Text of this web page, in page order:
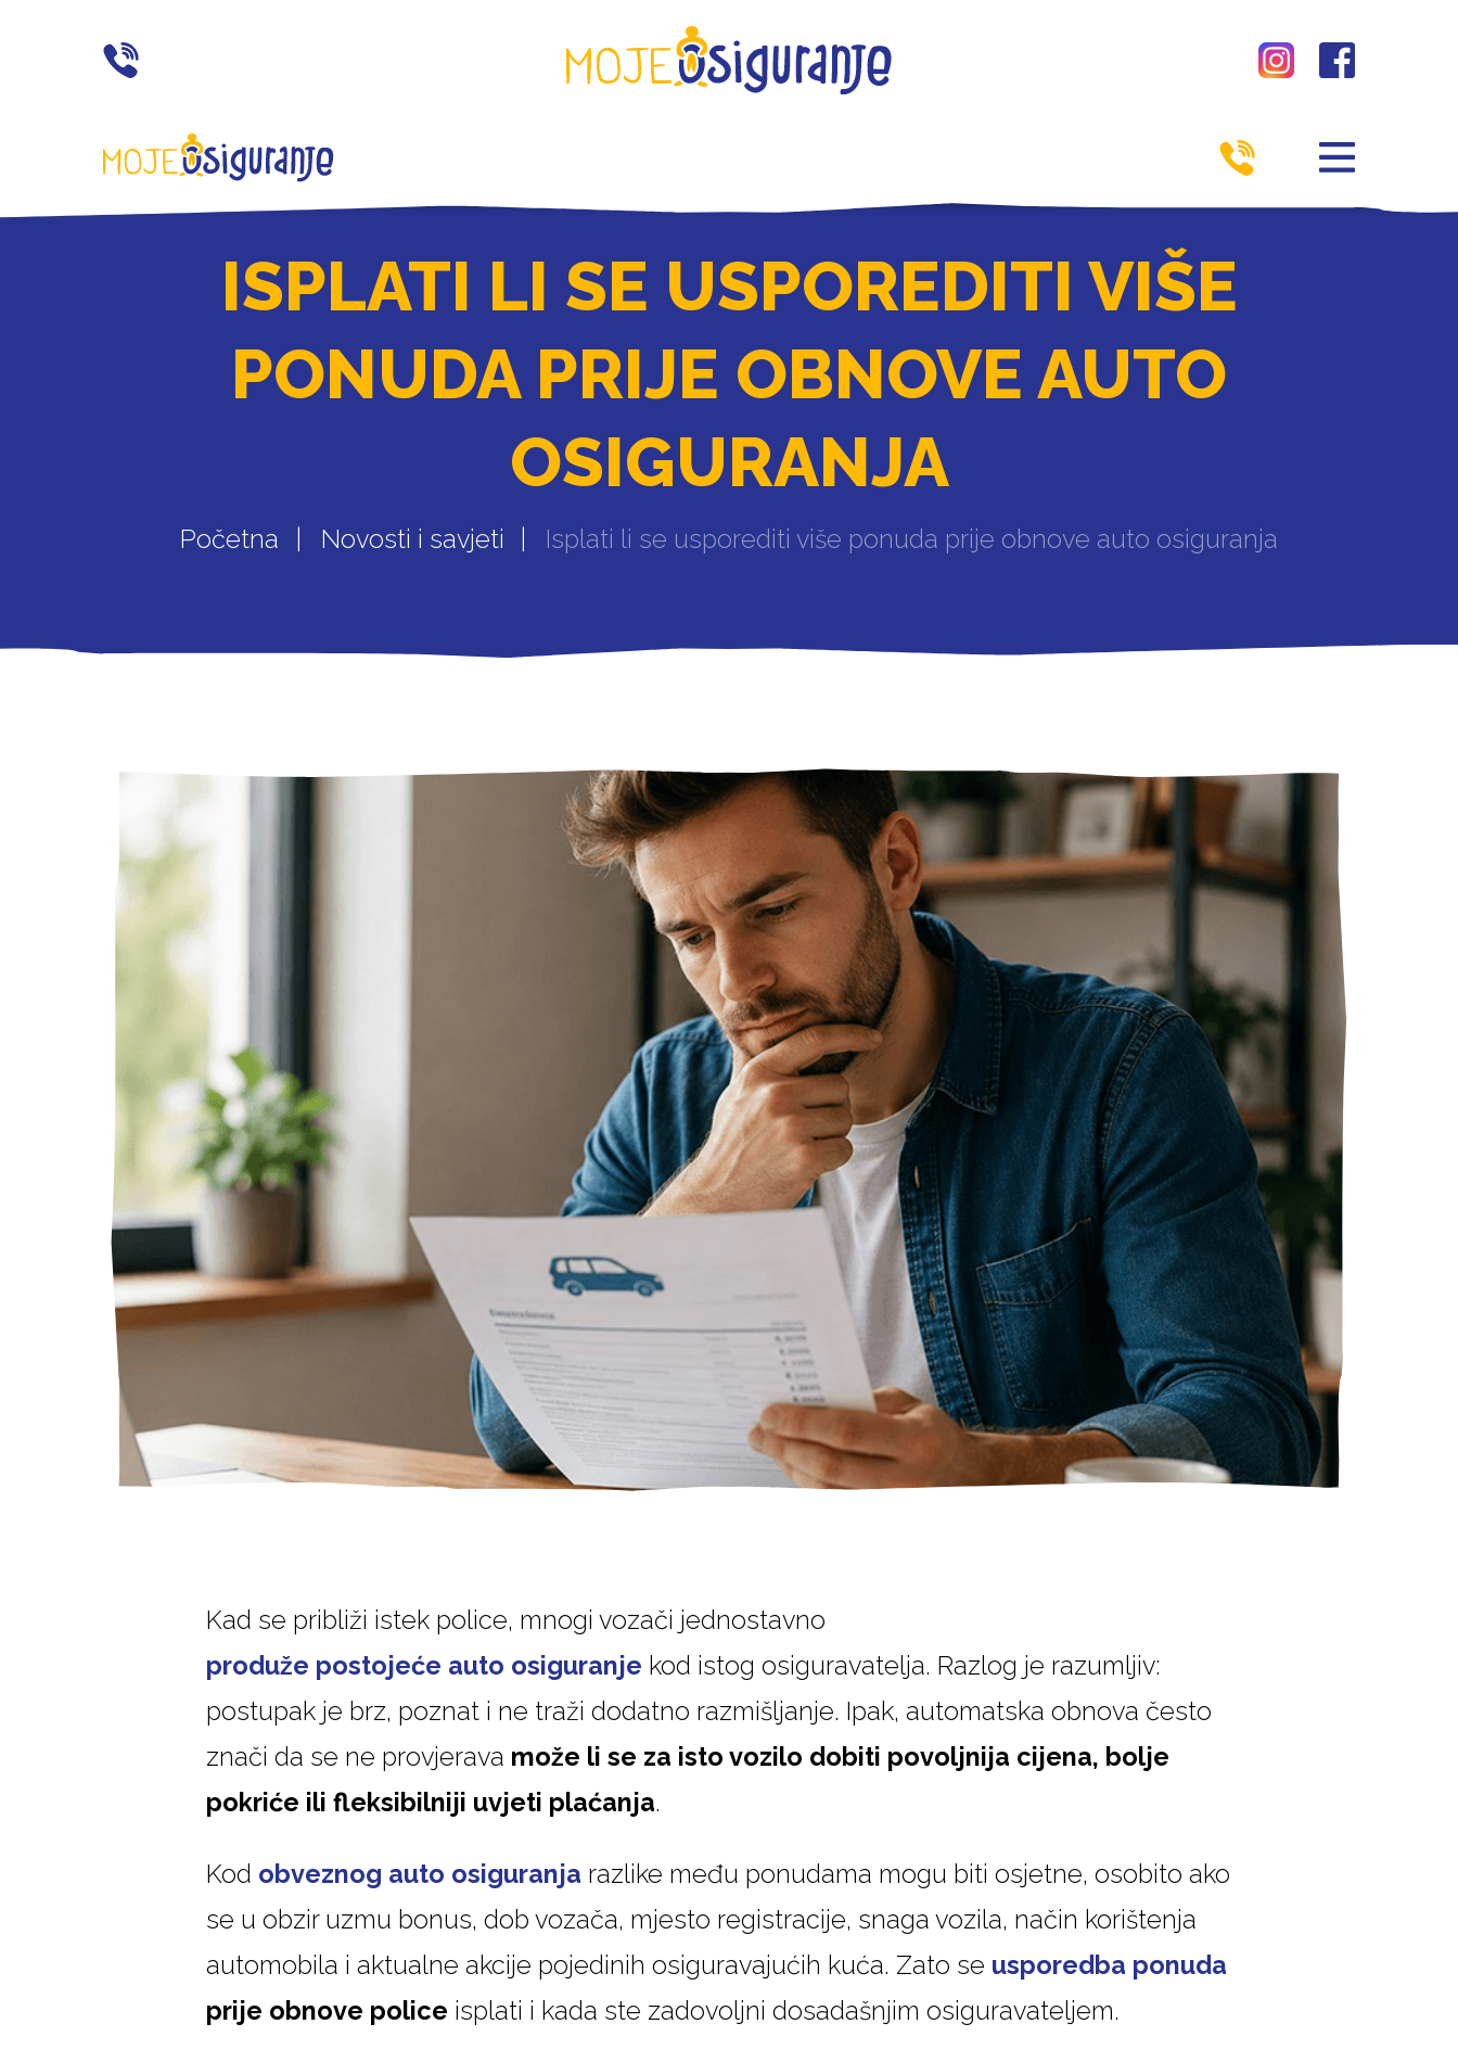
ISPLATI LI SE USPOREDITI VIŠE
PONUDA PRIJE OBNOVE AUTO
OSIGURANJA
Početna Novosti i savjeti Isplati li se usporediti više ponuda prije obnove auto osiguranja
Kad se približi istek police, mnogi vozači jednostavno
produže postojeće auto osiguranje kod istog osiguravatelja. Razlog je razumljiv:
postupak je brz, poznat i ne traži dodatno razmišljanje. Ipak, automatska obnova često
znači da se ne provjerava može li se za isto vozilo dobiti povoljnija cijena, bolje
pokriće ili fleksibilniji uvjeti plaćanja.
Kod obveznog auto osiguranja razlike među ponudama mogu biti osjetne, osobito ako
se u obzir uzmu bonus, dob vozača, mjesto registracije, snaga vozila, način korištenja
automobila i aktualne akcije pojedinih osiguravajućih kuća. Zato se usporedba ponuda
prije obnove police isplati i kada ste zadovoljni dosadašnjim osiguravateljem.